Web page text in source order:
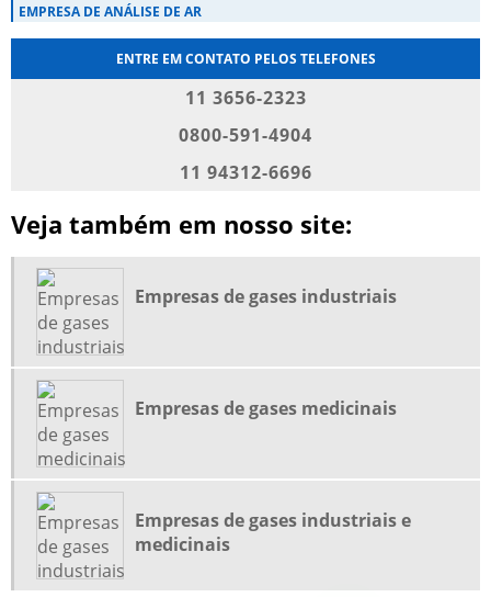
EMPRESA DE ANÁLISE DE AR
EMPRESAS DE GASES INDUSTRIAIS
FORNECEDORES DE GASES INDUSTRIAIS
GASES ESPECIAIS
GASES ESPECIAIS PARA CALIBRAÇÃO
GASES MEDICINAIS EM HOSPITAIS
GASES PARA CALIBRAÇÃO
INDÚSTRIA DE GASES INDUSTRIAIS
INDÚSTRIA DE GASES MEDICINAIS
LABORATÓRIO DE ANÁLISE DE AR
LABORATÓRIO DE ANÁLISE DE GÁS
ENTRE EM CONTATO PELOS TELEFONES
11 3656-2323
0800-591-4904
11 94312-6696
Veja também em nosso site:
Empresas de gases industriais
Empresas de gases medicinais
Empresas de gases industriais e
medicinais